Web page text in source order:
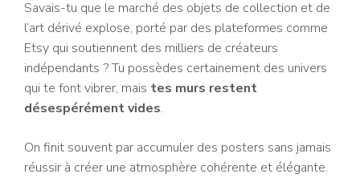
Savais-tu que le marché des objets de collection et de
l’art dérivé explose, porté par des plateformes comme
Etsy qui soutiennent des milliers de créateurs
indépendants ? Tu possèdes certainement des univers
qui te font vibrer, mais tes murs restent
désespérément vides.
On finit souvent par accumuler des posters sans jamais
réussir à créer une atmosphère cohérente et élégante.